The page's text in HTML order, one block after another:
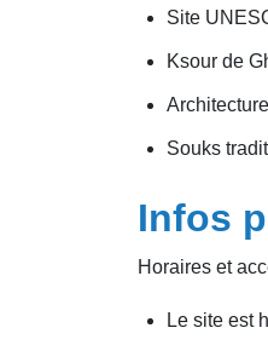
Site
Ksour de
Souks
Infos
Horaires et
Le site est